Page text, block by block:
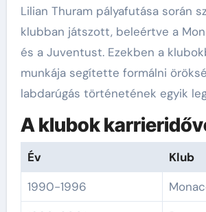
Lilian Thuram pályafutása során
klubban játszott, beleértve a
és a Juventust. Ezekben a
munkája segítette formálni
labdarúgás történetének egyik
A klubok
Év
Klub
1990-1996